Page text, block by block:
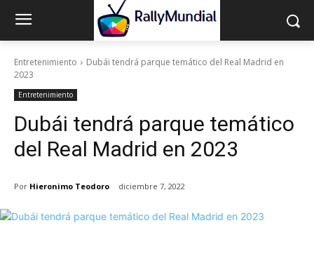
Entretenimiento
Dubái tendrá parque temático del Real Madrid en
2023
Entretenimiento
Dubái tendrá parque temático
del Real Madrid en 2023
Por Hieronimo Teodoro diciembre 7, 2022